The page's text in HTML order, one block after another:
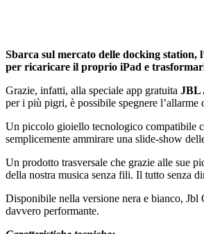
Sbarca sul mercato delle docking
per ricaricare il proprio iPad e
Grazie, infatti, alla speciale app gratuita JBL
per i più pigri, è possibile spegnere
Un piccolo gioiello tecnologico compatibile
semplicemente ammirare una slide-show
Un prodotto trasversale che grazie alle sue
della nostra musica senza fili. Il tutto senza
Disponibile nella versione nera e bianco,
davvero performante.